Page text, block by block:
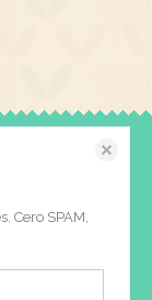
Cero SPAM,